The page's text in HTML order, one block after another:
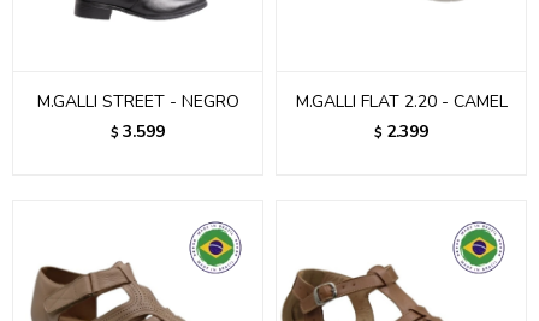
M.GALLI STREET - NEGRO
$ 3.599
M.GALLI FLAT 2.20 - CAMEL
$ 2.399